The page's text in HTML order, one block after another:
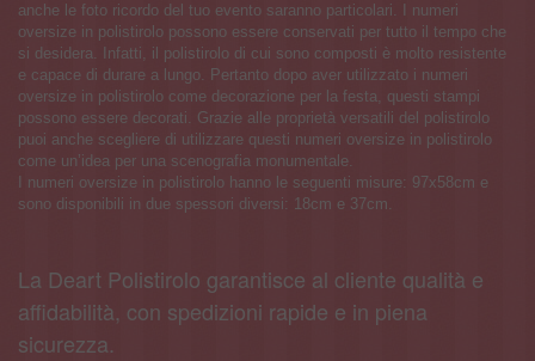
anche le foto ricordo del tuo evento saranno particolari. I numeri
oversize in polistirolo possono essere conservati per tutto il tempo che
si desidera. Infatti, il polistirolo di cui sono composti è molto resistente
e capace di durare a lungo. Pertanto dopo aver utilizzato i numeri
oversize in polistirolo come decorazione per la festa, questi stampi
possono essere decorati. Grazie alle proprietà versatili del polistirolo
puoi anche scegliere di utilizzare questi numeri oversize in polistirolo
come un’idea per una scenografia monumentale.
I numeri oversize in polistirolo hanno le seguenti misure: 97x58cm e
sono disponibili in due spessori diversi: 18cm e 37cm.
La Deart Polistirolo garantisce al cliente qualità e
affidabilità, con spedizioni rapide e in piena
sicurezza.